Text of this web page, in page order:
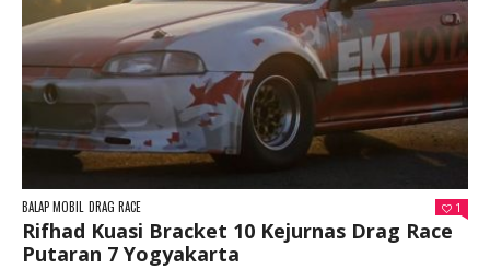
BALAP MOBIL DRAG RACE 1
Rifhad Kuasi Bracket 10 Kejurnas Drag Race
Putaran 7 Yogyakarta